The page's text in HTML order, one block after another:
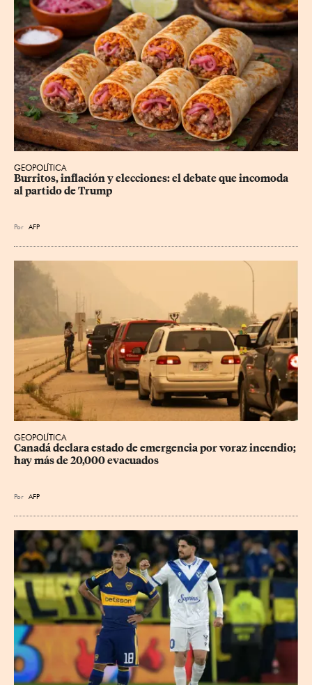
GEOPOLÍTICA
Burritos, inflación y elecciones: el debate que incomoda
al partido de Trump
Por AFP
GEOPOLÍTICA
Canadá declara estado de emergencia por voraz incendio;
hay más de 20,000 evacuados
Por AFP